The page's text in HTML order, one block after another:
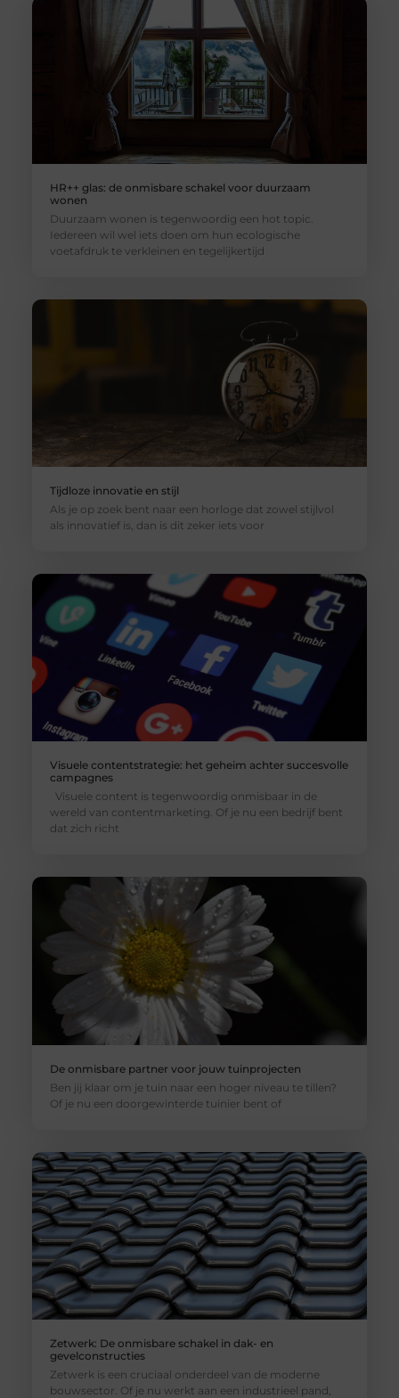
HR++ glas: de onmisbare schakel voor duurzaam
wonen
Duurzaam wonen is tegenwoordig een hot topic.
Iedereen wil wel iets doen om hun ecologische
voetafdruk te verkleinen en tegelijkertijd
Tijdloze innovatie en stijl
Als je op zoek bent naar een horloge dat zowel stijlvol
als innovatief is, dan is dit zeker iets voor
Visuele contentstrategie: het geheim achter succesvolle
campagnes
Visuele content is tegenwoordig onmisbaar in de
wereld van contentmarketing. Of je nu een bedrijf bent
dat zich richt
De onmisbare partner voor jouw tuinprojecten
Ben jij klaar om je tuin naar een hoger niveau te tillen?
Of je nu een doorgewinterde tuinier bent of
Zetwerk: De onmisbare schakel in dak- en
gevelconstructies
Zetwerk is een cruciaal onderdeel van de moderne
bouwsector. Of je nu werkt aan een industrieel pand,